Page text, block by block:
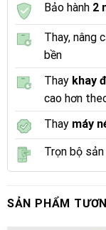
Bảo hành 2
Thay, nâng
bền
Thay khay
cao hơn
Thaymáy
Trọn bộ
SẢN PHẨM